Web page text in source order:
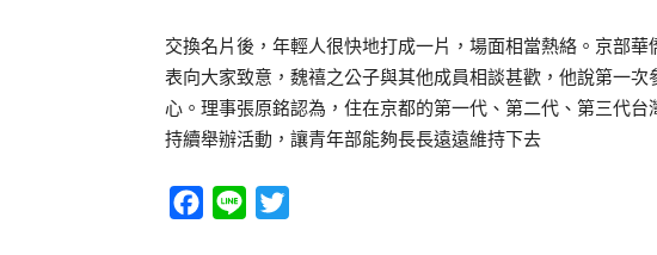
交換名片後，年輕人很快地打成一片，場面相當熱絡。京部
表向大家致意，魏禧之公子與其他成員相談甚歡，他說第一
心。理事張原銘認為，住在京都的第一代、第二代、第三代
持續舉辦活動，讓青年部能夠長長遠遠維持下去
Facebook
Line